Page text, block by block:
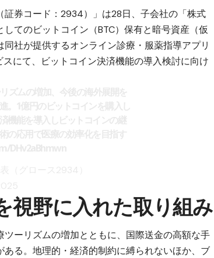
券コード：2934）」は28日、子会社の「株式
してのビットコイン（BTC）保有と暗号資産（仮
社が提供するオンライン診療・服薬指導アプリ
スにて、ビットコイン決済機能の導入検討に向け
視野に入れた取り組み
ーリズムの増加とともに、国際送金の高額な手
る。地理的・経済的制約に縛られないほか、ブ